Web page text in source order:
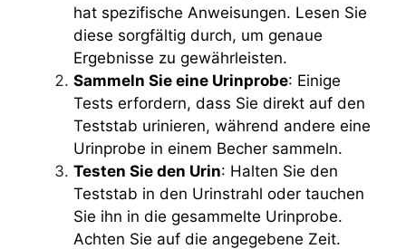
hat spezifische Anweisungen. Lesen Sie
diese sorgfältig durch, um genaue
Ergebnisse zu gewährleisten.
Sammeln Sie eine Urinprobe: Einige
Tests erfordern, dass Sie direkt auf den
Teststab urinieren, während andere eine
Urinprobe in einem Becher sammeln.
Testen Sie den Urin: Halten Sie den
Teststab in den Urinstrahl oder tauchen
Sie ihn in die gesammelte Urinprobe.
Achten Sie auf die angegebene Zeit.